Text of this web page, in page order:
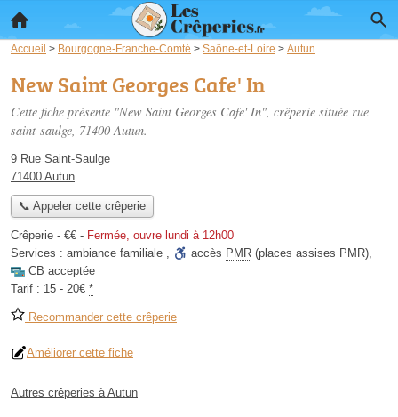
Accueil > Bourgogne-Franche-Comté > Saône-et-Loire > Autun
New Saint Georges Cafe' In
Cette fiche présente "New Saint Georges Cafe' In", crêperie située rue
saint-saulge, 71400 Autun.
9 Rue Saint-Saulge
71400 Autun
📞 Appeler cette crêperie
Crêperie - €€ - Fermée, ouvre lundi à 12h00
Services : ambiance familiale , accès PMR (places assises PMR),
CB acceptée
Tarif : 15 - 20€ *
Recommander cette crêperie
Améliorer cette fiche
Autres crêperies à Autun